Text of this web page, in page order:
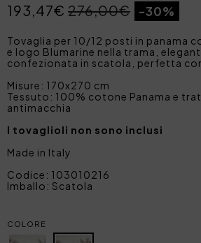
193,47€ 276,00€ -30%
Tovaglia per 10/12 posti in panama
e logo Blumarine nella trama,
confezionata in scatola, perfetta
Misure: 170x270 cm
Tessuto: 100% cotone Panama e
antimacchia
I tovaglioli non sono inclusi
Made in Italy
Codice: 103010216
Imballo: Scatola
COLORE